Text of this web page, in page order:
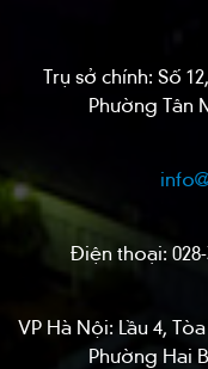
Trụ sở chính: Số
Phường Tân
Điện thoại: 028-
VP Hà Nội: Lầu 4,
Phường Hai